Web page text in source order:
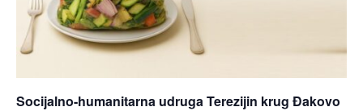
Socijalno-humanitarna udruga Terezijin krug Đakovo